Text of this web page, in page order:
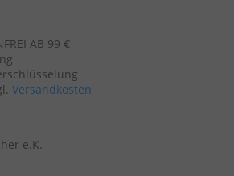
AB 99 €
Versandkosten
e.K.